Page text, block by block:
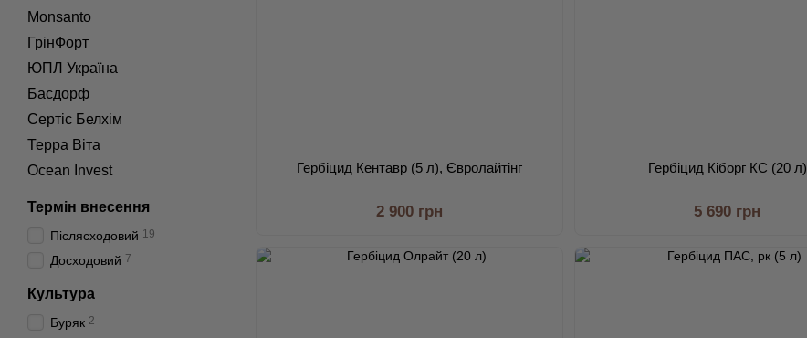
Гербіцид Кентавр (5 л), Євролайтінг
2 900 грн
Гербіцид Кіборг КС (20 л)
5 690 грн
Monsanto
ГрінФорт
ЮПЛ Україна
Басдорф
Сертіс Белхім
Терра Віта
Ocean Invest
Термін внесення
Післясходовий 19
Досходовий 7
Культура
Буряк 2